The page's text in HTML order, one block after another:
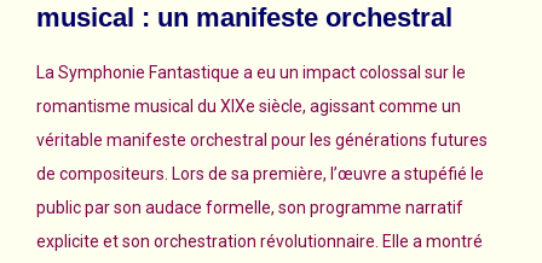
musical : un manifeste orchestral
La Symphonie Fantastique a eu un impact colossal sur le
romantisme musical du XIXe siècle, agissant comme un
véritable manifeste orchestral pour les générations futures
de compositeurs. Lors de sa première, l’œuvre a stupéfié le
public par son audace formelle, son programme narratif
explicite et son orchestration révolutionnaire. Elle a montré